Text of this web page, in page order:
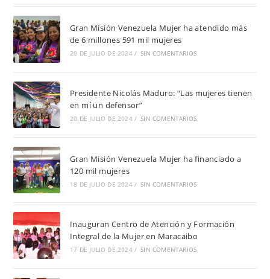
Gran Misión Venezuela Mujer ha atendido más
de 6 millones 591 mil mujeres
20 DE JULIO DE 2024 / SIN COMENTARIOS
Presidente Nicolás Maduro: “Las mujeres tienen
en mí un defensor”
20 DE JULIO DE 2024 / SIN COMENTARIOS
Gran Misión Venezuela Mujer ha financiado a
120 mil mujeres
18 DE JULIO DE 2024 / SIN COMENTARIOS
Inauguran Centro de Atención y Formación
Integral de la Mujer en Maracaibo
17 DE JULIO DE 2024 / SIN COMENTARIOS